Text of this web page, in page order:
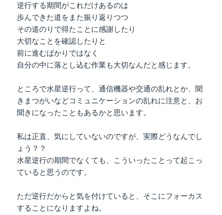
逆行する期間がこれだけあるのは
歩んできた道をまた振り返りつつ
その道のりで得たことに感謝したり
大切なことを確認したりと
前に進むばかりではなく
自分の中に落とし込む作業も大切なんだと感じます。
ところで水星逆行って、通信機器や交通の乱れとか、聞
きまつがいなどコミュニケーションの乱れに注意と、お
聞きになったこともあるかと思います。
私は正直、気にしていないのですが、実際どうなんでし
ょう？？
水星逆行の期間でなくても、こういったことって起こっ
ていると思うのです。
ただ逆行だからと気を付けていると、そこにフォーカス
することになりますよね。